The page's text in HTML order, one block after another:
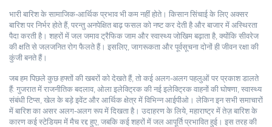
भारी बारिश के सामाजिक‑आर्थिक प्रभाव भी कम नहीं होते। किसान सिंचाई के लिए अक्सर
बारिश पर निर्भर होते हैं, परन्तु अनपेक्षित बाढ़ फसल को नष्ट कर देती है और बाजार में अस्थिरता
पैदा करती है। शहरों में जल जमाव ट्रैफिक जाम और स्वास्थ्य जोखिम बढ़ाता है, क्योंकि सीवरेज
की क्षति से जलजनित रोग फैलते हैं। इसलिए, जागरूकता और पूर्वसूचना दोनों ही जीवन रक्षा की
कुंजी बनते हैं।
जब हम पिछले कुछ हफ्तों की खबरों को देखते हैं, तो कई अलग‑अलग पहलुओं पर प्रकाश डालते
हैं: गुजरात में राजनीतिक बदलाव, ओला इलेक्ट्रिक की नई इलेक्ट्रिक वाहनों की घोषणा, स्वास्थ्य
संबंधी टिप्स, खेल के बड़े इवेंट और आर्थिक क्षेत्र में विभिन्न आईपीओ। लेकिन इन सभी समाचारों
में बारिश का असर अलग‑अलग रूप में दिखता है। उदाहरण के लिये, महाराष्ट्र में तेज़ बारिश के
कारण कई स्टेडियम में मैच रद्द हुए, जबकि कई शहरों में जल आपूर्ति प्रभावित हुई। इस तरह की